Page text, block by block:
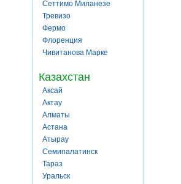
Сеттимо Миланезе
Тревизо
Фермо
Флоренция
Чивитанова Марке
Казахстан
Аксай
Актау
Алматы
Астана
Атырау
Семипалатинск
Тараз
Уральск